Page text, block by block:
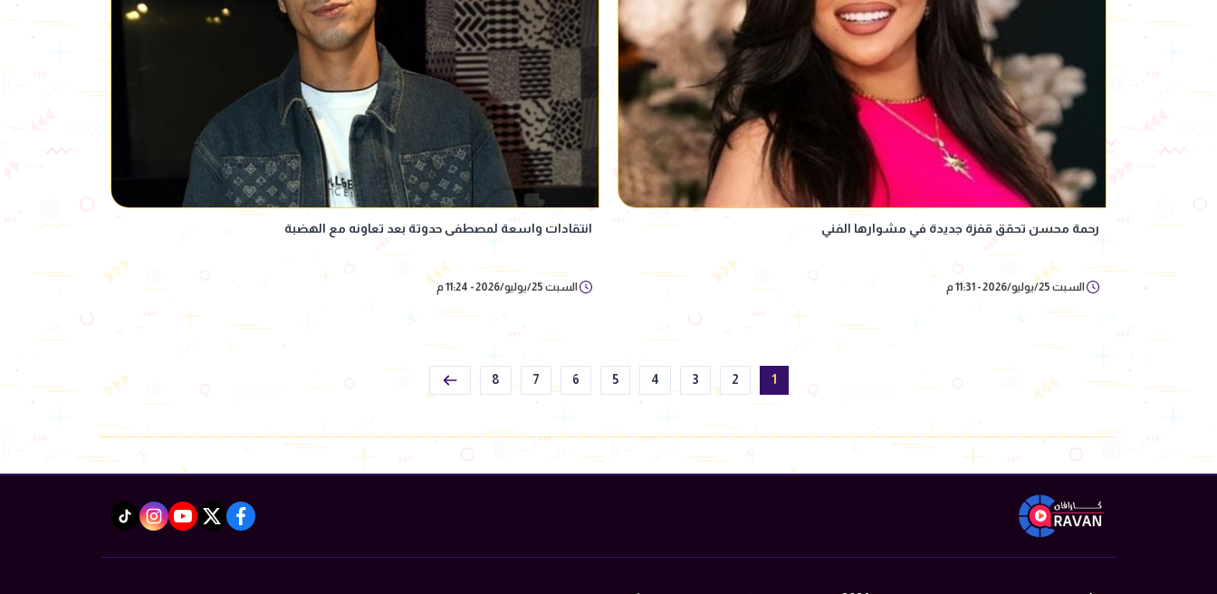
رحمة محسن تحقق قفزة جديدة في مشوارها الفني
السبت 25/يوليو/2026 - 11:31 م
انتقادات واسعة لمصطفى حدوتة بعد تعاونه مع الهضبة
السبت 25/يوليو/2026 - 11:24 م
1
2
3
4
5
6
7
8
facebook
twitter
youtube
instagram
tiktok